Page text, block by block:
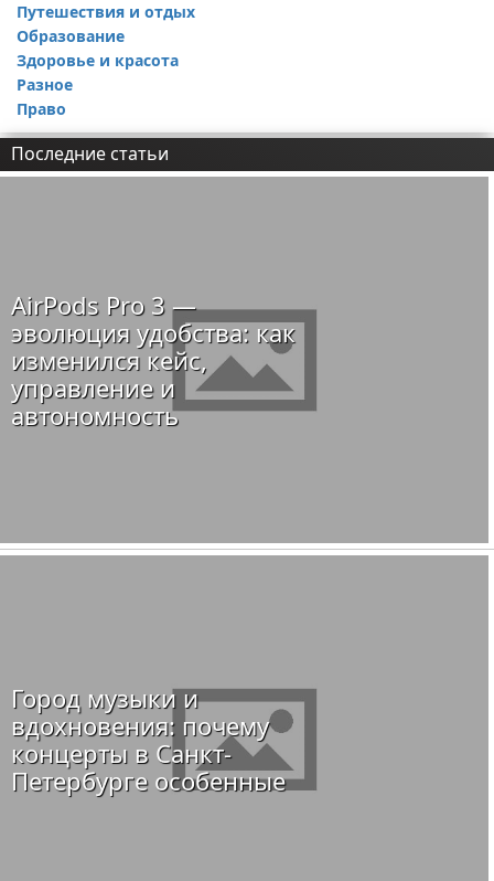
Путешествия и отдых
Образование
Здоровье и красота
Разное
Право
Последние статьи
AirPods Pro 3 —
эволюция удобства: как
изменился кейс,
управление и
автономность
Город музыки и
вдохновения: почему
концерты в Санкт-
Петербурге особенные